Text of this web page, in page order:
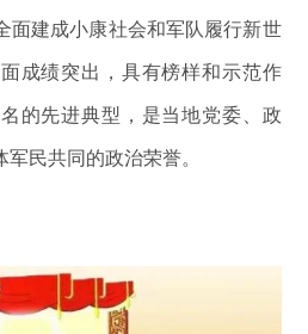
面建成小康社会和军队履行新世
成绩突出，具有榜样和示范作
的先进典型，是当地党委、政
民共同的政治荣誉。